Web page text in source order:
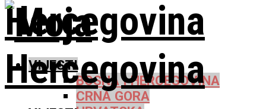
VIJESTI
BOSNA I HERCEGOVINA
CRNA GORA